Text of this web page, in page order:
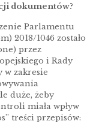
dokumentów?
Parlamentu
2018/1046 zostało
przez
i Rady
w zakresie
duże, żeby
miała wpływ
treści przepisów: